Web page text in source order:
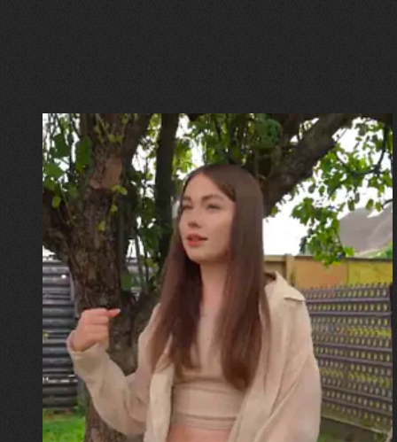
30.07.2026
Калина, Дарина та Віра Папроцькі
"Хвиля була, як від моря,
прозора і велика… Я ледве
встигла схопити племінницю"